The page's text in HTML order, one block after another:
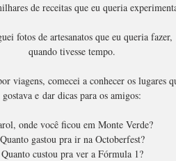
de receitas que eu queria
fotos de artesanatos que eu queria fazer,
quando tivesse tempo.
viagens, comecei a conhecer os lugares
gostava e dar dicas para os amigos:
onde você ficou em Monte Verde?
Quanto gastou pra ir na Octoberfest?
Quanto custou pra ver a Fórmula 1?